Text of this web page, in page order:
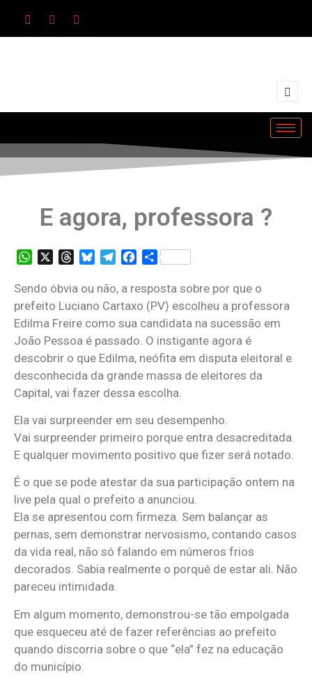
E agora, professora ?
WhatsAppThreadsBlueskyTelegramFacebook
Share
Sendo óbvia ou não, a resposta sobre por que o
prefeito Luciano Cartaxo (PV) escolheu a professora
Edilma Freire como sua candidata na sucessão em
João Pessoa é passado. O instigante agora é
descobrir o que Edilma, neófita em disputa eleitoral e
desconhecida da grande massa de eleitores da
Capital, vai fazer dessa escolha.
Ela vai surpreender em seu desempenho.
Vai surpreender primeiro porque entra desacreditada.
E qualquer movimento positivo que fizer será notado.
É o que se pode atestar da sua participação ontem na
live pela qual o prefeito a anunciou.
Ela se apresentou com firmeza. Sem balançar as
pernas, sem demonstrar nervosismo, contando casos
da vida real, não só falando em números frios
decorados. Sabia realmente o porquê de estar ali. Não
pareceu intimidada.
Em algum momento, demonstrou-se tão empolgada
que esqueceu até de fazer referências ao prefeito
quando discorria sobre o que “ela” fez na educação
do município.